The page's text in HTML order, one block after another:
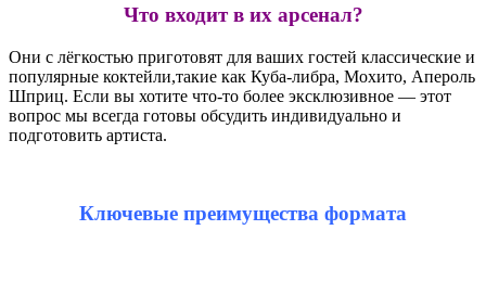
Что входит в их арсенал?
Они с лёгкостью приготовят для ваших гостей классические и
популярные коктейли,такие как Куба-либра, Мохито, Апероль
Шприц. Если вы хотите что-то более эксклюзивное — этот
вопрос мы всегда готовы обсудить индивидуально и
подготовить артиста.
Ключевые преимущества формата